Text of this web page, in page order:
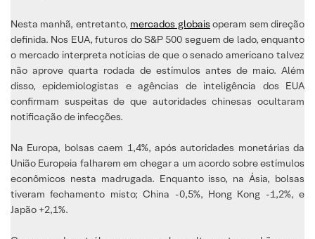
Nesta manhã, entretanto, mercados globais operam sem direção
definida. Nos EUA, futuros do S&P 500 seguem de lado, enquanto
o mercado interpreta notícias de que o senado americano talvez
não aprove quarta rodada de estímulos antes de maio. Além
disso, epidemiologistas e agências de inteligência dos EUA
confirmam suspeitas de que autoridades chinesas ocultaram
notificação de infecções.
Na Europa, bolsas caem 1,4%, após autoridades monetárias da
União Europeia falharem em chegar a um acordo sobre estímulos
econômicos nesta madrugada. Enquanto isso, na Ásia, bolsas
tiveram fechamento misto; China -0,5%, Hong Kong -1,2%, e
Japão +2,1%.